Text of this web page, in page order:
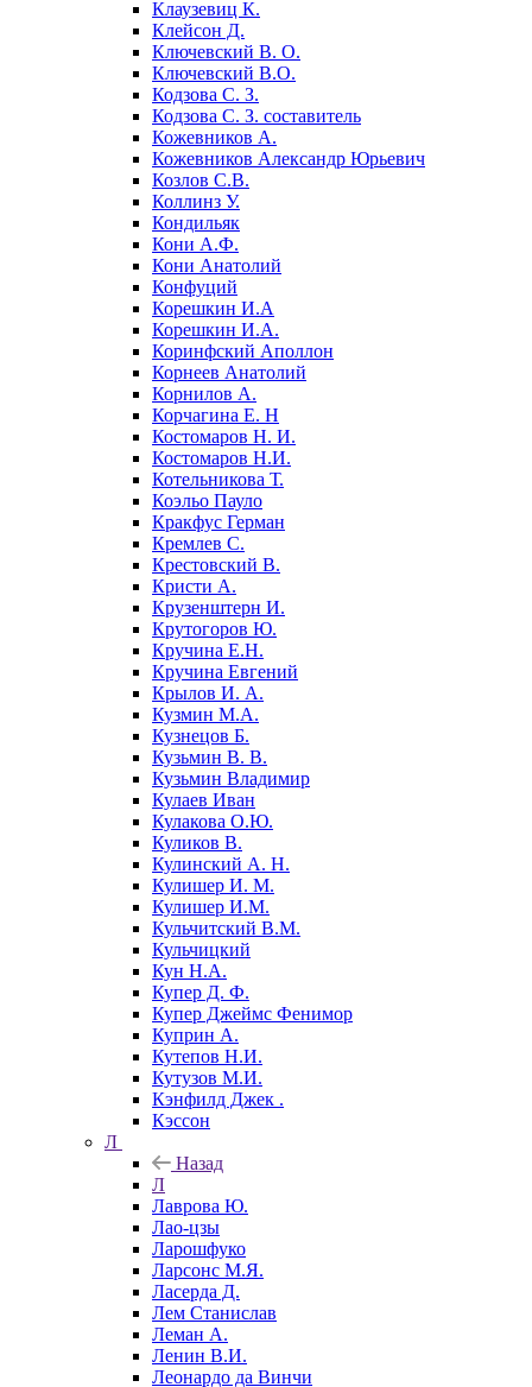
Клаузевиц К.
Клейсон Д.
Ключевский В. О.
Ключевский В.О.
Кодзова С. З.
Кодзова С. З. составитель
Кожевников А.
Кожевников Александр Юрьевич
Козлов С.В.
Коллинз У.
Кондильяк
Кони А.Ф.
Кони Анатолий
Конфуций
Корешкин И.А
Корешкин И.А.
Коринфский Аполлон
Корнеев Анатолий
Корнилов А.
Корчагина Е. Н
Костомаров Н. И.
Костомаров Н.И.
Котельникова Т.
Коэльо Пауло
Кракфус Герман
Кремлев С.
Крестовский В.
Кристи А.
Крузенштерн И.
Крутогоров Ю.
Кручина Е.Н.
Кручина Евгений
Крылов И. А.
Кузмин М.А.
Кузнецов Б.
Кузьмин В. В.
Кузьмин Владимир
Кулаев Иван
Кулакова О.Ю.
Куликов В.
Кулинский А. Н.
Кулишер И. М.
Кулишер И.М.
Кульчитский В.М.
Кульчицкий
Кун Н.А.
Купер Д. Ф.
Купер Джеймс Фенимор
Куприн А.
Кутепов Н.И.
Кутузов М.И.
Кэнфилд Джек .
Кэссон
Л
Назад
Л
Лаврова Ю.
Лао-цзы
Ларошфуко
Ларсонс М.Я.
Ласерда Д.
Лем Станислав
Леман А.
Ленин В.И.
Леонардо да Винчи